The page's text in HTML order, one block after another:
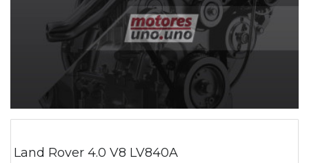
Land Rover 4.0 V8 LV840A